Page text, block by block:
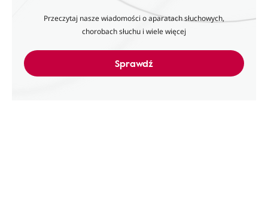
Przeczytaj nasze wiadomości o aparatach słuchowych,
chorobach słuchu i wiele więcej
Sprawdź